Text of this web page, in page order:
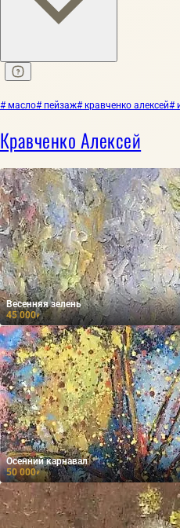
# масло# пейзаж# кравченко алексей#
Кравченко Алексей
Весенняя зелень
45 000₽
Осенний карнавал
50 000₽